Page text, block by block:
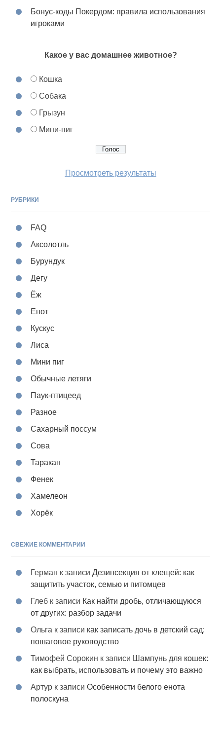
Бонус-коды Покердом: правила использования
игроками
Какое у вас домашнее животное?
Кошка
Собака
Грызун
Мини-пиг
Просмотреть результаты
РУБРИКИ
FAQ
Аксолотль
Бурундук
Дегу
Ёж
Енот
Кускус
Лиса
Мини пиг
Обычные летяги
Паук-птицеед
Разное
Сахарный поссум
Сова
Таракан
Фенек
Хамелеон
Хорёк
СВЕЖИЕ КОММЕНТАРИИ
Герман к записиДезинсекция от клещей: как
защитить участок, семью и питомцев
Глеб к записи Как найти дробь, отличающуюся
от других: разбор задачи
Ольга к записи как записать дочь в детский сад:
пошаговое руководство
Тимофей Сорокин к записи Шампунь для кошек:
как выбрать, использовать и почему это важно
Артур к записиОсобенности белого енота
полоскуна